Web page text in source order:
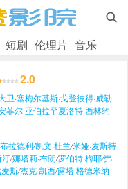

短剧 伦理片 音乐
2.0
卫·塞梅尔基斯·戈登彼得·威勒
菲尔·亚伯拉罕夏洛特·西林约
拉德利/凯文·杜兰/米娅·麦斯特
汀/娜塔莉·布朗/罗伯特·梅耶/弗
麦斯/杰克·凯西/露塔·格德米纳